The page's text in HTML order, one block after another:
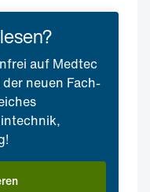
auf Medtec
neuen Fach-